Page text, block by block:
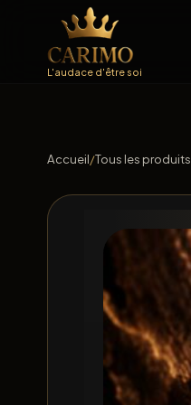
L'audace d'être soi
Accueil/Tous les produits